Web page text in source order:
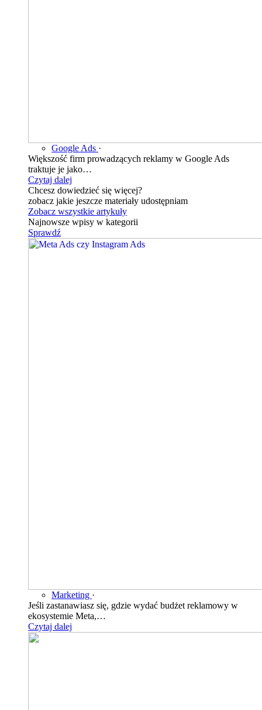
Google Ads ·
Większość firm prowadzących reklamy w Google Ads
traktuje je jako…
Czytaj dalej
Chcesz dowiedzieć się więcej?
zobacz jakie jeszcze materiały udostępniam
Zobacz wszystkie artykuły
Najnowsze wpisy w kategorii
Sprawdź
Marketing ·
Jeśli zastanawiasz się, gdzie wydać budżet reklamowy w
ekosystemie Meta,…
Czytaj dalej